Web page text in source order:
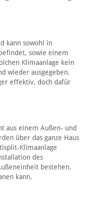
kann sowohl in
sowie einem
Klimaanlage kein
wieder ausgegeben.
effektiv, doch dafür
aus einem Außen- und
über das ganze Haus
Klimaanlage
des
bestehen.
kann.